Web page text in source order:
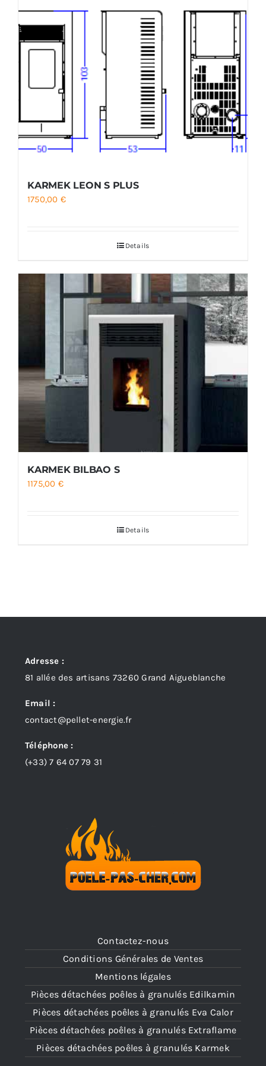
KARMEK LEON S PLUS
1750,00 €
Details
KARMEK BILBAO S
1175,00 €
Details
Contactez-nous
Conditions Générales de Ventes
Mentions légales
Pièces détachées poêles à granulés Edilkamin
Pièces détachées poêles à granulés Eva Calor
Pièces détachées poêles à granulés Extraflame
Pièces détachées poêles à granulés Karmek
Adresse :
81 allée des artisans 73260 Grand Aigueblanche
Email :
contact@pellet-energie.fr
Téléphone :
(+33)7 64 07 79 31